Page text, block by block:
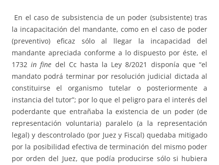
En el caso de subsistencia de un poder (subsistente) tras
la incapacitación del mandante, como en el caso de poder
(preventivo) eficaz sólo al llegar la incapacidad del
mandante apreciada conforme a lo dispuesto por éste, el
1732in fine del Cc hasta la Ley 8/2021 disponía que “el
mandato podrá terminar por resolución judicial dictada al
constituirse el organismo tutelar o posteriormente a
instancia del tutor”; por lo que el peligro para el interés del
poderdante que entrañaba la existencia de un poder (de
representación voluntaria) paralelo (a la representación
legal) y descontrolado (por Juez y Fiscal) quedaba mitigado
por la posibilidad efectiva de terminación del mismo poder
por orden del Juez, que podía producirse sólo si hubiera